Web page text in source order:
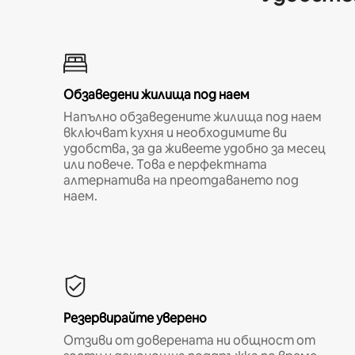
Обзаведени жилища под наем
Напълно обзаведените жилища под наем
включват кухня и необходимите ви
удобства, за да живеете удобно за месец
или повече. Това е перфектната
алтернатива на преотдаването под
наем.
Резервирайте уверено
Отзиви от доверената ни общност от